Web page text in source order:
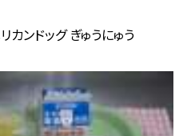
カンドッグ ぎゅうにゅう